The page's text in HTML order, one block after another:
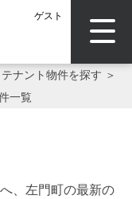
ゲスト
ナント物件を探す ＞
一覧
、左門町の最新の